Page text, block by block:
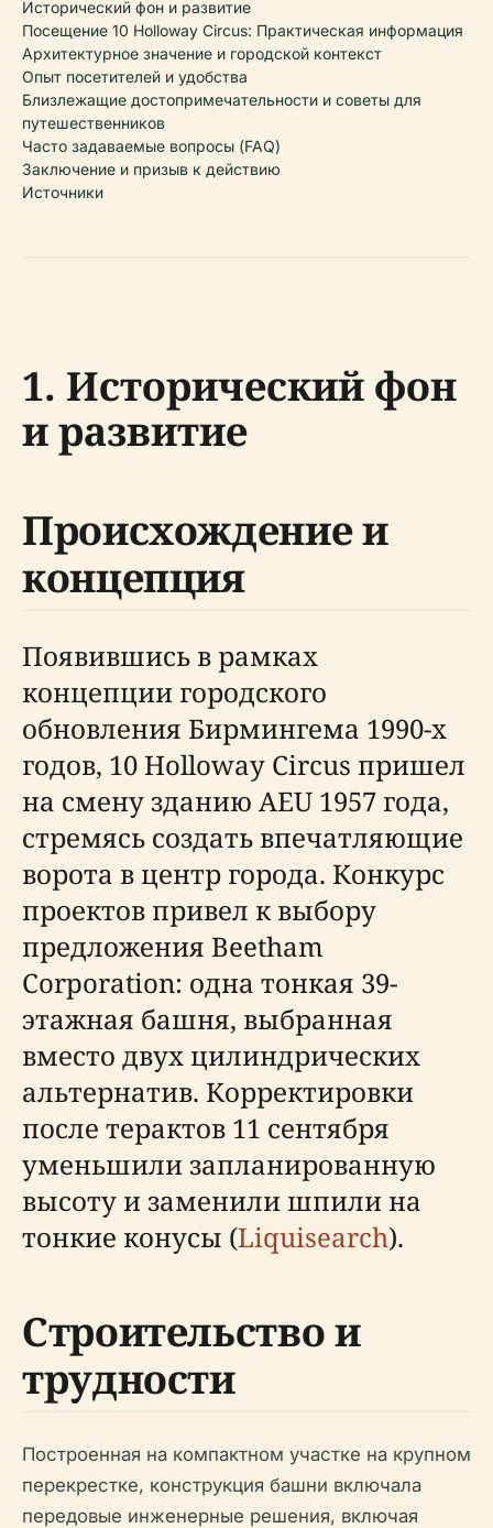
Исторический фон и развитие
Посещение 10 Holloway Circus: Практическая информация
Архитектурное значение и городской контекст
Опыт посетителей и удобства
Близлежащие достопримечательности и советы для
путешественников
Часто задаваемые вопросы (FAQ)
Заключение и призыв к действию
Источники
1. Исторический фон
и развитие
Происхождение и
концепция
Появившись в рамках
концепции городского
обновления Бирмингема 1990-х
годов, 10 Holloway Circus пришел
на смену зданию AEU 1957 года,
стремясь создать впечатляющие
ворота в центр города. Конкурс
проектов привел к выбору
предложения Beetham
Corporation: одна тонкая 39-
этажная башня, выбранная
вместо двух цилиндрических
альтернатив. Корректировки
после терактов 11 сентября
уменьшили запланированную
высоту и заменили шпили на
тонкие конусы (Liquisearch).
Строительство и
трудности
Построенная на компактном участке на крупном
перекрестке, конструкция башни включала
передовые инженерные решения, включая